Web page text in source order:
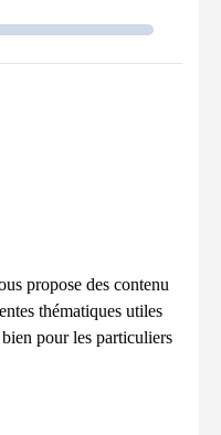
propose des contenu
thématiques utiles
pour les particuliers